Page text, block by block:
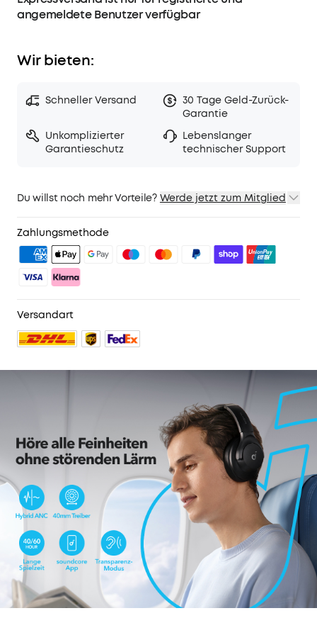
weißem Rauschen entspannen.
angemeldete Benutzer verfügbar
Wir bieten:
Schneller Versand
30 Tage Geld-Zurück-
Garantie
Unkomplizierter
Garantieschutz
Lebenslanger
technischer Support
Du willst noch mehr Vorteile? Werde jetzt zum Mitglied
2. Mitglieder-Preise für ausgewähte Produkte
3. Geburtstagsgeschenk
4. Weitere Vorteile mit soundcoreCredits
Mehr erfahren
Zahlungsmethode
Versandart
Farbe: Schwarz
49,99€ Rabatt